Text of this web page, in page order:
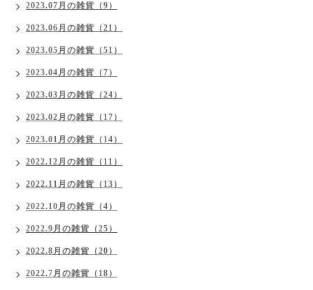
2023.07月の雑貨（9）
2023.06月の雑貨（21）
2023.05月の雑貨（51）
2023.04月の雑貨（7）
2023.03月の雑貨（24）
2023.02月の雑貨（17）
2023.01月の雑貨（14）
2022.12月の雑貨（11）
2022.11月の雑貨（13）
2022.10月の雑貨（4）
2022.9月の雑貨（25）
2022.8月の雑貨（20）
2022.7月の雑貨（18）